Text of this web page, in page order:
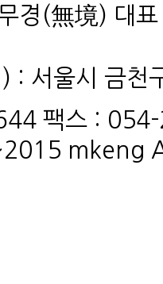
경(無境) 대
: 서울시 금
팩스 :
mkeng